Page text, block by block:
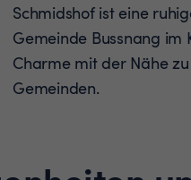
Schmidshof ist eine
Gemeinde Bussnang im
Charme mit der Nähe
Gemeinden.